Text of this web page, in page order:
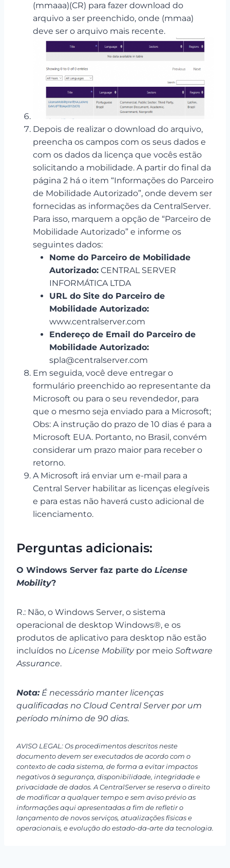
(mmaaa)(CR) para fazer download do
arquivo a ser preenchido, onde (mmaa)
deve ser o arquivo mais recente.
Depois de realizar o download do arquivo,
preencha os campos com os seus dados e
com os dados da licença que vocês estão
solicitando a mobilidade. A partir do final da
página 2 há o item “Informações do Parceiro
de Mobilidade Autorizado”, onde devem ser
fornecidas as informações da CentralServer.
Para isso, marquem a opção de “Parceiro de
Mobilidade Autorizado” e informe os
seguintes dados:
Nome do Parceiro de Mobilidade
Autorizado: CENTRAL SERVER
INFORMÁTICA LTDA
URL do Site do Parceiro de
Mobilidade Autorizado:
www.centralserver.com
Endereço de Email do Parceiro de
Mobilidade Autorizado:
spla@centralserver.com
Em seguida, você deve entregar o
formulário preenchido ao representante da
Microsoft ou para o seu revendedor, para
que o mesmo seja enviado para a Microsoft;
Obs: A instrução do prazo de 10 dias é para a
Microsoft EUA. Portanto, no Brasil, convém
considerar um prazo maior para receber o
retorno.
A Microsoft irá enviar um e-mail para a
Central Server habilitar as licenças elegíveis
e para estas não haverá custo adicional de
licenciamento.
Perguntas adicionais:
O Windows Server faz parte do License
Mobility?
R.: Não, o Windows Server, o sistema
operacional de desktop Windows®, e os
produtos de aplicativo para desktop não estão
incluídos no License Mobilitypor meio Software
Assurance.
Nota: É necessário manter licenças
qualificadas no Cloud Central Server por um
período mínimo de 90 dias.
AVISO LEGAL: Os procedimentos descritos neste
documento devem ser executados de acordo com o
contexto de cada sistema, de forma a evitar impactos
negativos à segurança, disponibilidade, integridade e
privacidade de dados. A CentralServer se reserva o direito
de modificar a qualquer tempo e sem aviso prévio as
informações aqui apresentadas a fim de refletir o
lançamento de novos serviços, atualizações físicas e
operacionais, e evolução do estado-da-arte da tecnologia.